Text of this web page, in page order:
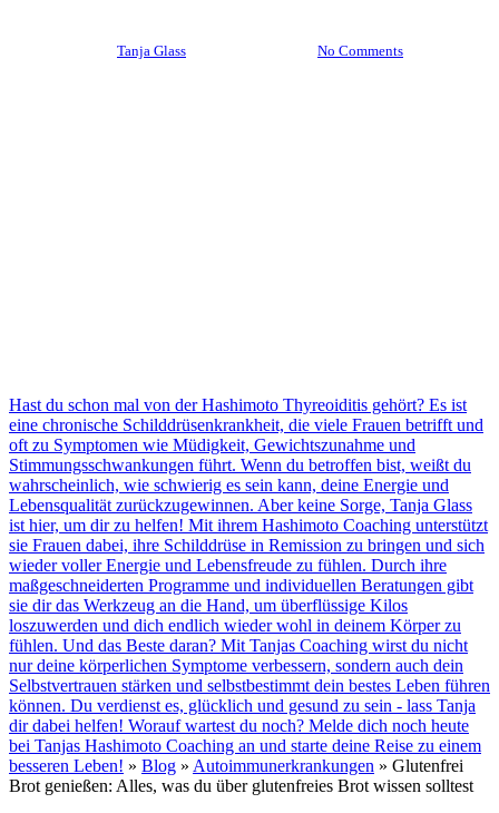
Tanja Glass No Comments
Hast du schon mal von der Hashimoto Thyreoiditis gehört? Es ist
eine chronische Schilddrüsenkrankheit, die viele Frauen betrifft und
oft zu Symptomen wie Müdigkeit, Gewichtszunahme und
Stimmungsschwankungen führt. Wenn du betroffen bist, weißt du
wahrscheinlich, wie schwierig es sein kann, deine Energie und
Lebensqualität zurückzugewinnen. Aber keine Sorge, Tanja Glass
ist hier, um dir zu helfen! Mit ihrem Hashimoto Coaching unterstützt
sie Frauen dabei, ihre Schilddrüse in Remission zu bringen und sich
wieder voller Energie und Lebensfreude zu fühlen. Durch ihre
maßgeschneiderten Programme und individuellen Beratungen gibt
sie dir das Werkzeug an die Hand, um überflüssige Kilos
loszuwerden und dich endlich wieder wohl in deinem Körper zu
fühlen. Und das Beste daran? Mit Tanjas Coaching wirst du nicht
nur deine körperlichen Symptome verbessern, sondern auch dein
Selbstvertrauen stärken und selbstbestimmt dein bestes Leben führen
können. Du verdienst es, glücklich und gesund zu sein - lass Tanja
dir dabei helfen! Worauf wartest du noch? Melde dich noch heute
bei Tanjas Hashimoto Coaching an und starte deine Reise zu einem
besseren Leben! » Blog » Autoimmunerkrankungen » Glutenfrei
Brot genießen: Alles, was du über glutenfreies Brot wissen solltest